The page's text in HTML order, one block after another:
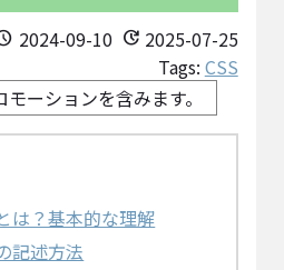
2024-09-10 update 2025-07-25
Tags: CSS
ーションを含みます。
？基本的な理解
記述方法